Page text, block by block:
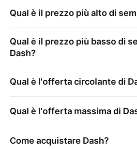
Qual è il prezzo più alto di
Qual è il prezzo più basso di
Dash?
Qual è l'offerta circolante di
Qual è l'offerta massima di
Come acquistare Dash?